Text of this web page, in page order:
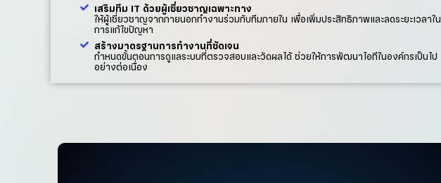
เสริมทีม IT ด้วยผู้เชี่ยวชาญเฉพาะทาง
ให้ผู้เชี่ยวชาญจากภายนอกทำงานร่วมกับทีมภายใน เพื่อเพิ่มประสิทธิภาพและลดระยะเวลาใน
การแก้ไขปัญหา
สร้างมาตรฐานการทำงานที่ชัดเจน
กำหนดขั้นตอนการดูแลระบบที่ตรวจสอบและวัดผลได้ ช่วยให้การพัฒนาไอทีในองค์กรเป็นไป
อย่างต่อเนื่อง